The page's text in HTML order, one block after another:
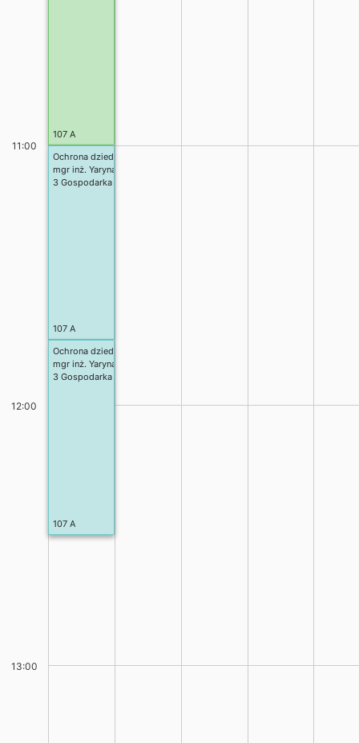
11:00
12:00
13:00
107 A
Ochrona dziedzictwa kulturowego w planowaniu przestrzennym
mgr inż. Yaryna Posuniak
3 Gospodarka przestrzenna stacj. inżynierskie, Planowanie przestrzenne
107 A
Ochrona dziedzictwa kulturowego w planowaniu przestrzennym
mgr inż. Yaryna Posuniak
3 Gospodarka przestrzenna stacj. inżynierskie, Planowanie przestrzenne
107 A